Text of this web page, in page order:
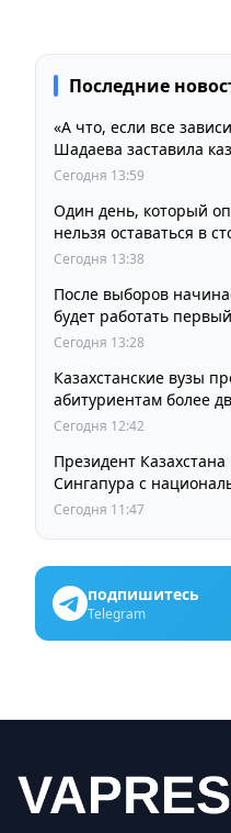
Последние
«А что, если все
Шадаева заставила
задуматься
Сегодня 13:59
Один день, который
нельзя оставаться в
Сегодня 13:38
После выборов
будет работать
Казахстан
Сегодня 13:28
Казахстанские вузы
абитуриентам более
образовательных
Сегодня 12:42
Президент
Сингапура с
Сегодня 11:47
подпишитесь
Telegram